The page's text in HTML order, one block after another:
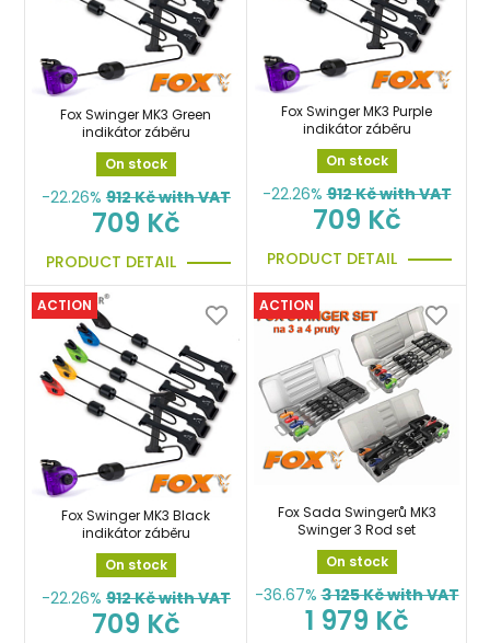
Fox Swinger MK3 Green
indikátor záběru
On stock
-22.26% 912Kč with VAT
709 Kč
PRODUCT DETAIL
Fox Swinger MK3 Purple
indikátor záběru
On stock
-22.26% 912Kč with VAT
709 Kč
PRODUCT DETAIL
ACTION
Fox Swinger MK3 Black
indikátor záběru
On stock
-22.26% 912Kč with VAT
709 Kč
ACTION
Fox Sada Swingerů MK3
Swinger 3 Rod set
On stock
-36.67% 3 125Kč with VAT
1 979 Kč